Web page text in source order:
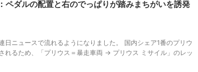
ペダルの配置と右のでっぱりが踏みまちがいを誘発
日ニュースで流れるようになりました。 国内シェア1番のプリウ
れるため、「プリウス＝暴走車両 → プリウス ミサイル」のレッ